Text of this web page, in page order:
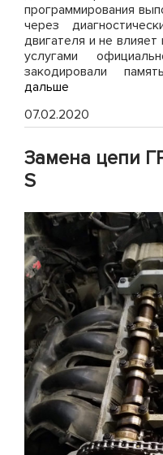
программирования
через
двигателя и не
услугами
закодировали
дальше
07.02.2020
Замена цепи
S